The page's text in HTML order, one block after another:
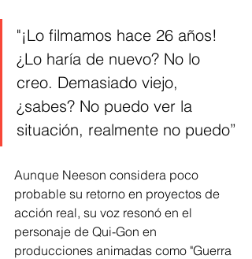
"¡Lo filmamos hace 26 años!
¿Lo haría de nuevo? No lo
creo. Demasiado viejo,
¿sabes? No puedo ver la
situación, realmente no puedo”
Aunque Neeson considera poco
probable su retorno en proyectos de
acción real, su voz resonó en el
personaje de Qui-Gon en
producciones animadas como "Guerra